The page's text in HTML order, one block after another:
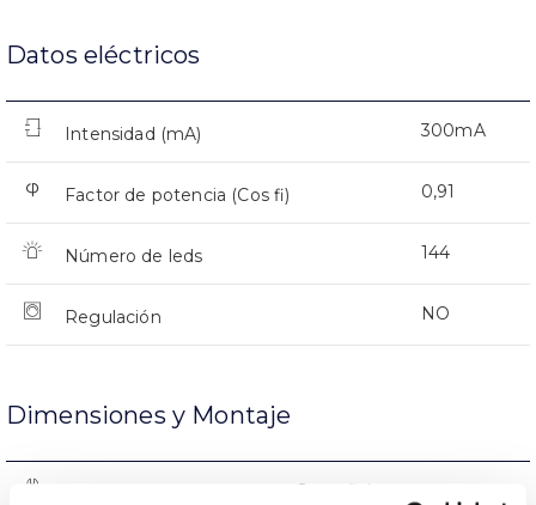
Datos eléctricos
Intensidad (mA) 300mA
Factor de potencia (Cos fi) 0,91
Número de leds 144
Regulación NO
Dimensiones y Montaje
Superficie